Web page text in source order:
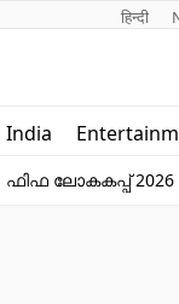
हिन्दी
India
ഫിഫ ലോകകപ്പ് 2026